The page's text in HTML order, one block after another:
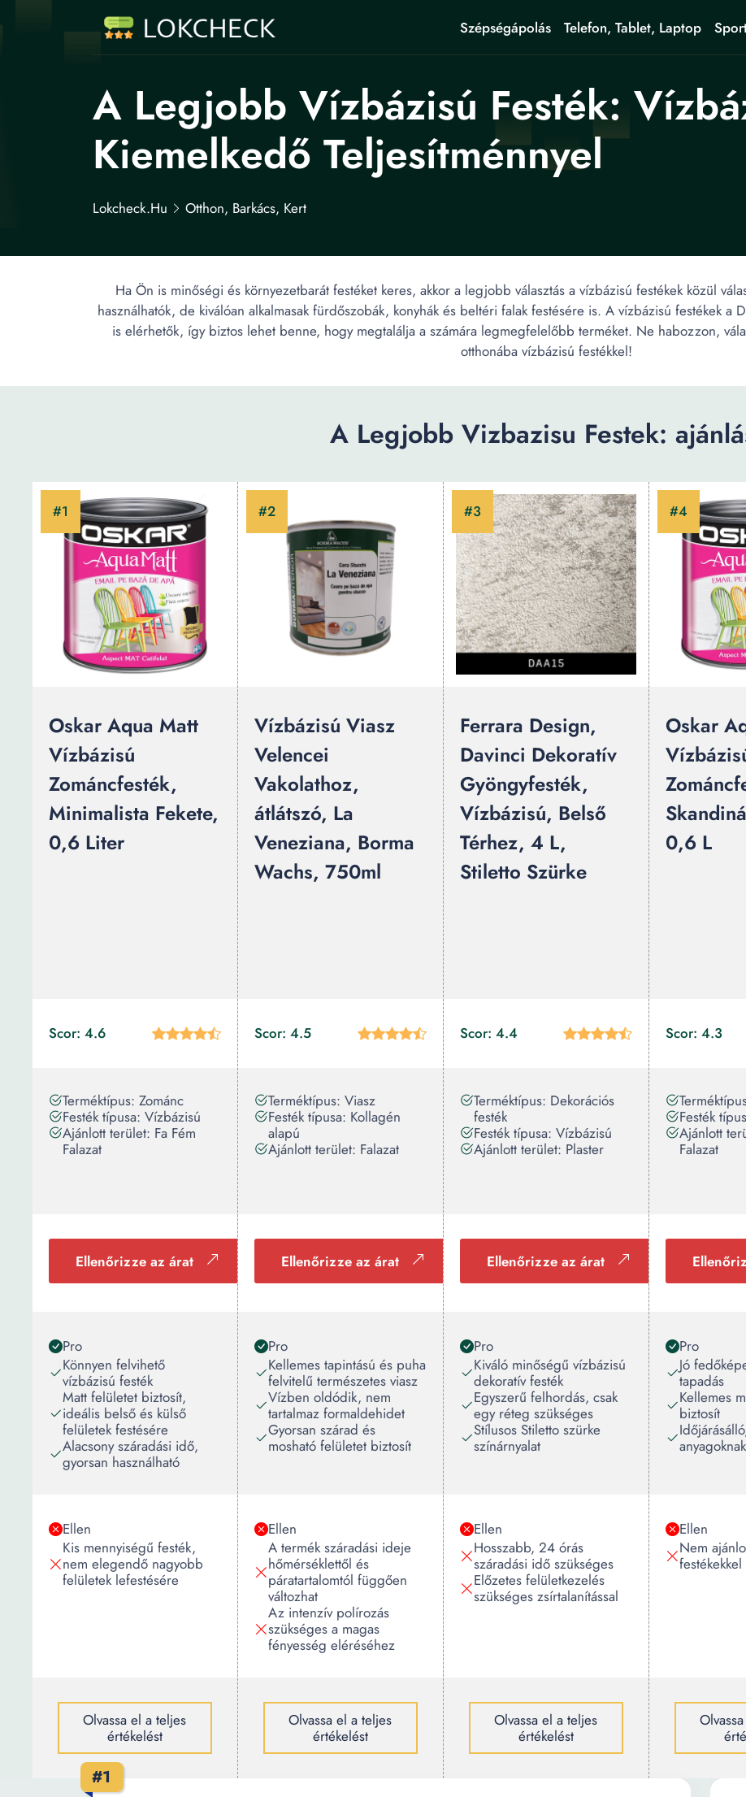
Szépségápolás Telefon, Tablet, Laptop
A Legjobb Vízbázisú Festék:
Kiemelkedő Teljesítménnyel
Lokcheck.hu Otthon, Barkács, Kert
Ha Ön is minőségi és környezetbarát festéket keres, akkor a legjobb választás a vízbázisú festékek közül
használhatók, de kiválóan alkalmasak fürdőszobák, konyhák és beltéri falak festésére is. A vízbázisú festékek a
is elérhetők, így biztos lehet benne, hogy megtalálja a számára legmegfelelőbb terméket. Ne habozzon,
otthonába vízbázisú festékkel!
A Legjobb Vizbazisu Festek:
Oskar Aqua Matt
Vízbázisú
Zománcfesték,
Minimalista Fekete,
0,6 Liter
Scor: 4.6
Terméktípus: Zománc
Festék típusa: Vízbázisú
Ajánlott terület: Fa Fém
Falazat
Ellenőrizze az árat
Pro
Könnyen felvihető
vízbázisú festék
Matt felületet biztosít,
ideális belső és külső
felületek festésére
Alacsony száradási idő,
gyorsan használható
Ellen
Kis mennyiségű festék,
nem elegendő nagyobb
felületek lefestésére
Olvassa el a teljes
értékelést
Vízbázisú Viasz
Velencei
Vakolathoz,
átlátszó, La
Veneziana, Borma
Wachs, 750ml
Scor: 4.5
Terméktípus: Viasz
Festék típusa: Kollagén
alapú
Ajánlott terület: Falazat
Ellenőrizze az árat
Pro
Kellemes tapintású és puha
felvitelű természetes viasz
Vízben oldódik, nem
tartalmaz formaldehidet
Gyorsan szárad és
mosható felületet biztosít
Ellen
A termék száradási ideje
hőmérséklettől és
páratartalomtól függően
változhat
Az intenzív polírozás
szükséges a magas
fényesség eléréséhez
Olvassa el a teljes
értékelést
Ferrara Design,
Davinci Dekoratív
Gyöngyfesték,
Vízbázisú, Belső
Térhez, 4 L,
Stiletto Szürke
Scor: 4.4
Terméktípus: Dekorációs
festék
Festék típusa: Vízbázisú
Ajánlott terület: Plaster
Ellenőrizze az árat
Pro
Kiváló minőségű vízbázisú
dekoratív festék
Egyszerű felhordás, csak
egy réteg szükséges
Stílusos Stiletto szürke
színárnyalat
Ellen
Hosszabb, 24 órás
száradási idő szükséges
Előzetes felületkezelés
szükséges zsírtalanítással
Olvassa el a teljes
értékelést
Oskar
0,6 L
Scor: 4.3
Festék
Ajánlott
Falazat
Pro
Jó
tapadás
Kellemes
biztosít
Ellen
Nem
#1